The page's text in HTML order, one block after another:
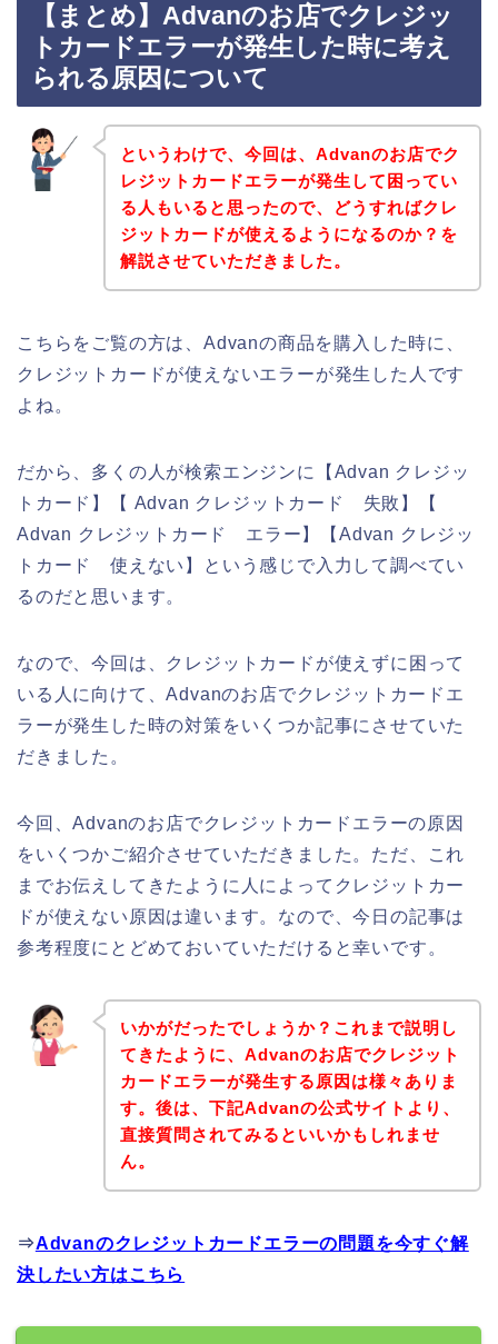
【まとめ】Advanのお店でクレジッ
トカードエラーが発生した時に考え
られる原因について
というわけで、今回は、Advanのお店でク
レジットカードエラーが発生して困ってい
る人もいると思ったので、どうすればクレ
ジットカードが使えるようになるのか？を
解説させていただきました。
こちらをご覧の方は、Advanの商品を購入した時に、
クレジットカードが使えないエラーが発生した人です
よね。
だから、多くの人が検索エンジンに【Advan クレジッ
トカード】【 Advan クレジットカード 失敗】【
Advan クレジットカード エラー】【Advan クレジッ
トカード 使えない】という感じで入力して調べてい
るのだと思います。
なので、今回は、クレジットカードが使えずに困って
いる人に向けて、Advanのお店でクレジットカードエ
ラーが発生した時の対策をいくつか記事にさせていた
だきました。
今回、Advanのお店でクレジットカードエラーの原因
をいくつかご紹介させていただきました。ただ、これ
までお伝えしてきたように人によってクレジットカー
ドが使えない原因は違います。なので、今日の記事は
参考程度にとどめておいていただけると幸いです。
いかがだったでしょうか？これまで説明し
てきたように、Advanのお店でクレジット
カードエラーが発生する原因は様々ありま
す。後は、下記Advanの公式サイトより、
直接質問されてみるといいかもしれませ
ん。
⇒Advanのクレジットカードエラーの問題を今すぐ解
決したい方はこちら